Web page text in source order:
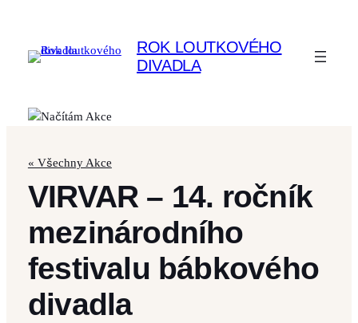
ROK LOUTKOVÉHO
DIVADLA
« Všechny Akce
VIRVAR – 14. ročník
mezinárodního
festivalu bábkového
divadla